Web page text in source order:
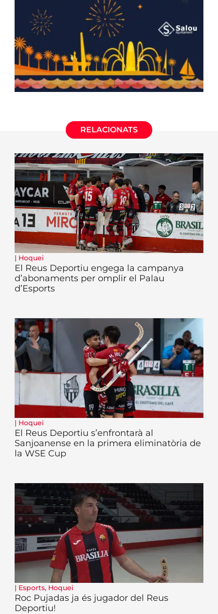
RELACIONATS
| Hoquei
El Reus Deportiu engega la campanya
d’abonaments per omplir el Palau
d’Esports
| Hoquei
El Reus Deportiu s’enfrontarà al
Sanjoanense en la primera eliminatòria de
la WSE Cup
| Esports, Hoquei
Roc Pujadas ja és jugador del Reus
Deportiu!